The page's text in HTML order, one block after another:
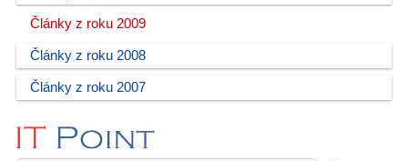
Články z roku 2009
Články z roku 2008
Články z roku 2007